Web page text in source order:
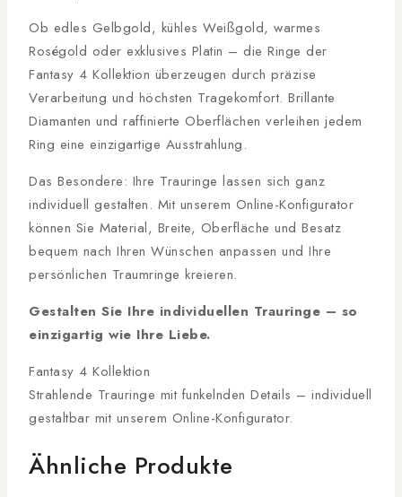
Ob edles Gelbgold, kühles Weißgold, warmes
Roségold oder exklusives Platin – die Ringe der
Fantasy 4 Kollektion überzeugen durch präzise
Verarbeitung und höchsten Tragekomfort. Brillante
Diamanten und raffinierte Oberflächen verleihen jedem
Ring eine einzigartige Ausstrahlung.
Das Besondere: Ihre Trauringe lassen sich ganz
individuell gestalten. Mit unserem Online-Konfigurator
können Sie Material, Breite, Oberfläche und Besatz
bequem nach Ihren Wünschen anpassen und Ihre
persönlichen Traumringe kreieren.
Gestalten Sie Ihre individuellen Trauringe – so
einzigartig wie Ihre Liebe.
Fantasy 4 Kollektion
Strahlende Trauringe mit funkelnden Details – individuell
gestaltbar mit unserem Online-Konfigurator.
Ähnliche Produkte